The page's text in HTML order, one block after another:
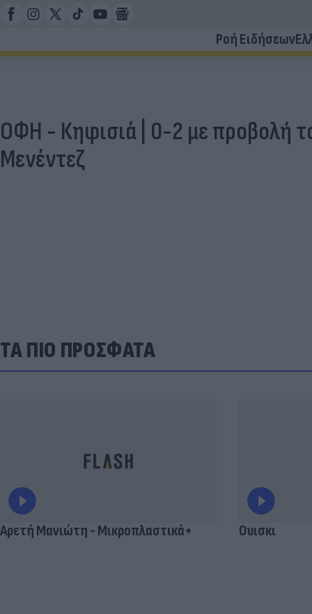
Ροή Ειδήσεων
ΟΦΗ - Κηφισιά | 0-2 με προβολή
Μενέντεζ
ΤΑ ΠΙΟ ΠΡΟΣΦΑΤΑ
Αρετή Μανιώτη - Μικροπλαστικά+ Ουισκι